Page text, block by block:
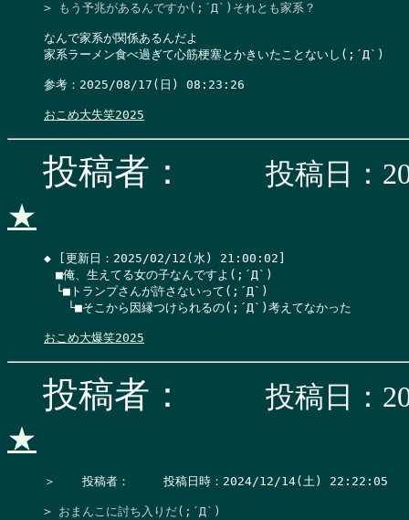
> もう予兆があるんですか(;´Д`)それとも家系？
なんで家系が関係あるんだよ
家系ラーメン食べ過ぎて心筋梗塞とかきいたことないし(;´Д`)
参考：2025/08/17(日) 08:23:26
おこめ大失笑2025
投稿者：
投稿日：
★
◆ [更新日：2025/02/12(水) 21:00:02]
■俺、生えてる女の子なんですよ(;´Д`)
└■トランプさんが許さないって(;´Д`)
└■そこから因縁つけられるの(;´Д`)考えてなかった
おこめ大爆笑2025
投稿者：
投稿日：
★
＞　  投稿者：　   投稿日時：2024/12/14(土)
> おまんこに討ち入りだ(;´Д`)